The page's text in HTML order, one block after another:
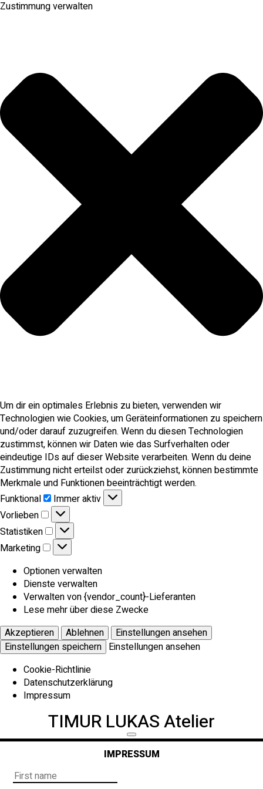
Zustimmung verwalten
Um dir ein optimales Erlebnis zu bieten, verwenden wir
Technologien wie Cookies, um Geräteinformationen zu speichern
und/oder darauf zuzugreifen. Wenn du diesen Technologien
zustimmst, können wir Daten wie das Surfverhalten oder
eindeutige IDs auf dieser Website verarbeiten. Wenn du deine
Zustimmung nicht erteilst oder zurückziehst, können bestimmte
Merkmale und Funktionen beeinträchtigt werden.
Funktional
Funktional
Immer aktiv
Vorlieben
Vorlieben
Statistiken
Statistiken
Marketing
Marketing
Optionen verwalten
Dienste verwalten
Verwalten von {vendor_count}-Lieferanten
Lese mehr über diese Zwecke
Akzeptieren
Ablehnen
Einstellungen ansehen
Einstellungen speichern Einstellungen ansehen
Cookie-Richtlinie
Datenschutzerklärung
Impressum
TIMUR LUKAS Atelier
IMPRESSUM